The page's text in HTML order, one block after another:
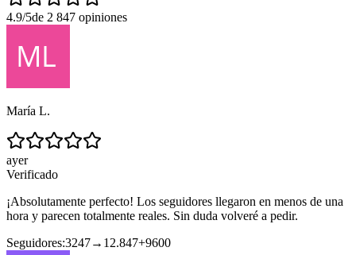
4.9/5de 2 847 opiniones
María L.
ayer
Verificado
¡Absolutamente perfecto! Los seguidores llegaron en menos de una
hora y parecen totalmente reales. Sin duda volveré a pedir.
Seguidores:3247→ 12.847+9600